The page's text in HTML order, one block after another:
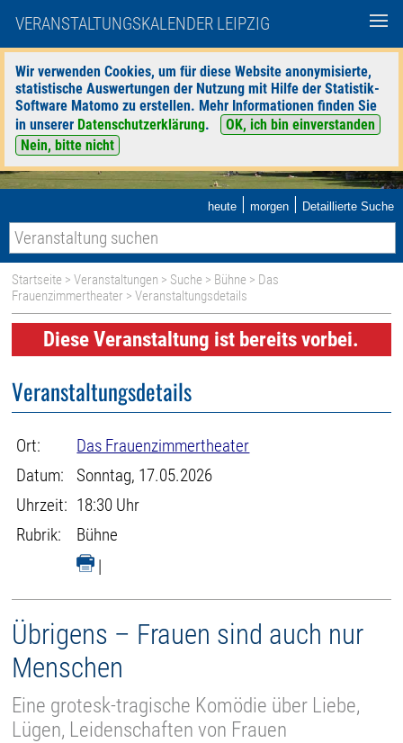
VERANSTALTUNGSKALENDER LEIPZIG
Wir verwenden Cookies, um für diese Website anonymisierte,
statistische Auswertungen der Nutzung mit Hilfe der Statistik-
Software Matomo zu erstellen. Mehr Informationen finden Sie
in unserer Datenschutzerklärung.
OK, ich bin einverstanden
Nein, bitte nicht
heute | morgen | Detaillierte Suche
Startseite >Veranstaltungen > Suche > Bühne > Das
Frauenzimmertheater > Veranstaltungsdetails
Diese Veranstaltung ist bereits vorbei.
Veranstaltungsdetails
Ort:
Das Frauenzimmertheater
Datum:
Sonntag, 17.05.2026
Uhrzeit: 18:30 Uhr
Rubrik:
Bühne
|
Übrigens – Frauen sind auch nur
Menschen
Eine grotesk-tragische Komödie über Liebe,
Lügen, Leidenschaften von Frauen